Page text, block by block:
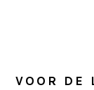
VOOR DE